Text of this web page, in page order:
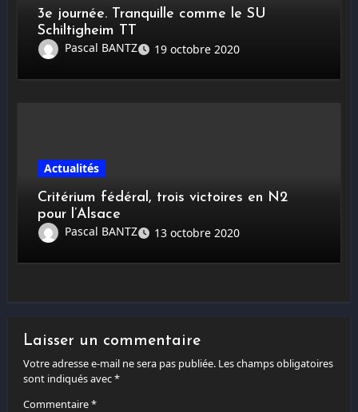
3e journée. Tranquille comme le SU
Schiltigheim TT
Pascal BANTZ
19 octobre 2020
Actualités
Critérium fédéral, trois victoires en N2
pour l’Alsace
Pascal BANTZ
13 octobre 2020
Laisser un commentaire
Votre adresse e-mail ne sera pas publiée. Les champs obligatoires
sont indiqués avec*
Commentaire*